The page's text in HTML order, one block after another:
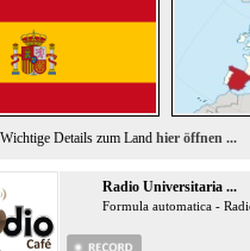
Details zum Land hier öffnen ...
Radio Universitaria ...